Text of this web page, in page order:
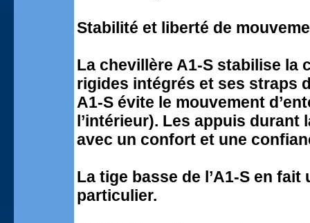
Stabilité et liberté de
La chevillère A1-S stabilise la
rigides intégrés et ses straps
A1-S évite le mouvement
l’intérieur). Les appuis
avec un confort et une
La tige basse de l’A1-S en
particulier.